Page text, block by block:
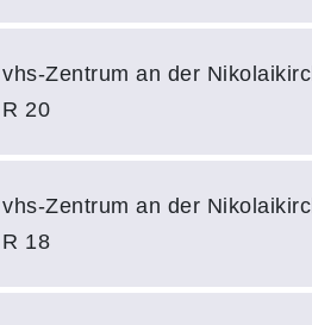
vhs-Zentrum an der
R 20
vhs-Zentrum an der
R 18